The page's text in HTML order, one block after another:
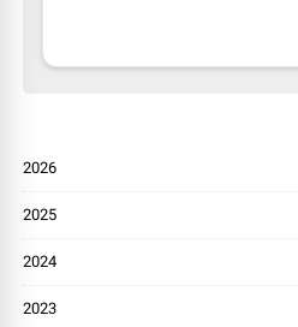
2026
2025
2024
2023